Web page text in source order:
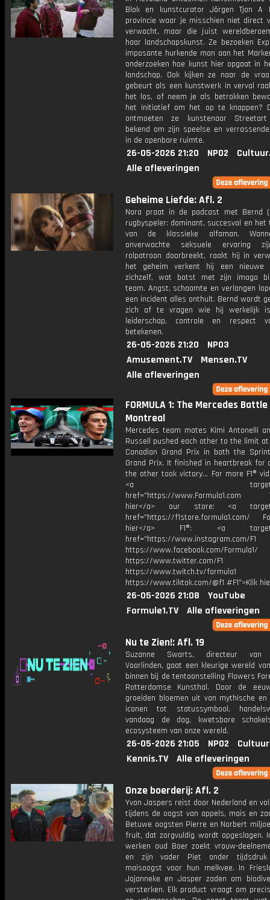
Blok en kunstcurator Jörgen Tjon A
provincie waar je misschien niet direct
verwacht, maar die juist
haar landschapskunst. Ze bezoeken
imposante hurkende man aan het
onderzoeken hoe kunst hier opgaat in
landschap. Ook kijken ze naar de
gebeurt als een kunstwerk in verval
het los, of neem je als betrokken
het initiatief om het op te knappen?
ontmoeten ze kunstenaar Streetart
bekend om zijn speelse en
in de openbare ruimte.
26-05-2026 21:20 NPO2
Alle afleveringen
Geheime Liefde: Afl. 2
Nora praat in de podcast met Bernd
rugbyspeler: dominant, succesvol en het
van de klassieke alfaman.
onverwachte seksuele ervaring
rolpatroon doorbreekt, raakt hij in
het geheim verkent hij een nieuwe
zichzelf, wat botst met zijn imago
team. Angst, schaamte en verlangen
een incident alles onthult. Bernd wordt
zich af te vragen wie hij werkelijk
leiderschap, controle en respect
betekenen.
26-05-2026 21:20
NPO3
Amusement.TV
Mensen.TV
Alle afleveringen
FORMULA 1: The Mercedes
Montreal
Mercedes team mates Kimi Antonelli
Russell pushed each other to the limit
Canadian Grand Prix in both the
Grand Prix. It finished in heartbreak for
the other took victory... For more F1®
<a
href="https://www.Formula1.com
hier</a> our store: <a
href="https://f1store.formula1.com/
hier</a> F1®: <a
href="https://www.instagram.com/F1
https://www.facebook.com/Formula1/
https://www.twitter.com/F1
https://www.twitch.tv/formula1
https://www.tiktok.com/@f1 #F1">Klik
26-05-2026 21:08
YouTube
Formule1.TV
Alle afleveringen
Nu te Zien!: Afl. 19
Suzanne Swarts, directeur van
Voorlinden, gaat een kleurige wereld
binnen bij de tentoonstelling Flowers
Rotterdamse Kunsthal. Door de
groeiden bloemen uit van mythische en
iconen tot statussymbool,
vandaag de dag, kwetsbare
ecosysteem van onze wereld.
26-05-2026 21:05 NPO2
Kennis.TV
Alle afleveringen
Onze boerderij: Afl. 2
Yvon Jaspers reist door Nederland en
tijdens de oogst van appels, mais en
Betuwe oogsten Pierre en Norbert
fruit, dat zorgvuldig wordt opgeslagen.
werken oud Boer zoekt vrouw-
en zijn vader Piet onder
maisoogst voor hun melkvee. In
Jojanneke en Jasper zaden om
versterken. Elk product vraagt om